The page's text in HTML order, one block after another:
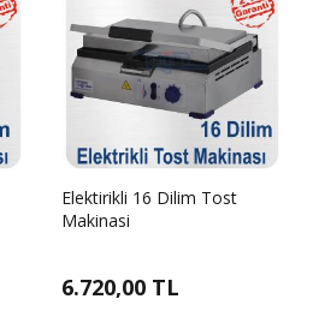
Elektirikli 16 Dilim Tost
Makinasi
6.720,00 TL